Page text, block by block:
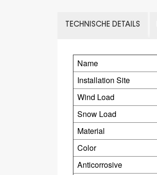
TECHNISCHE DETAILS
Name
Installation Site
Wind Load
Snow Load
Material
Color
Anticorrosive